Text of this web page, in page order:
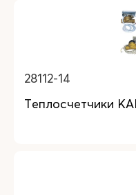
28112-14
Теплосчетчики